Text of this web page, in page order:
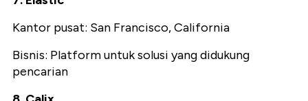
Kantor pusat: San Francisco, California
Bisnis: Platform untuk solusi yang didukung
pencarian